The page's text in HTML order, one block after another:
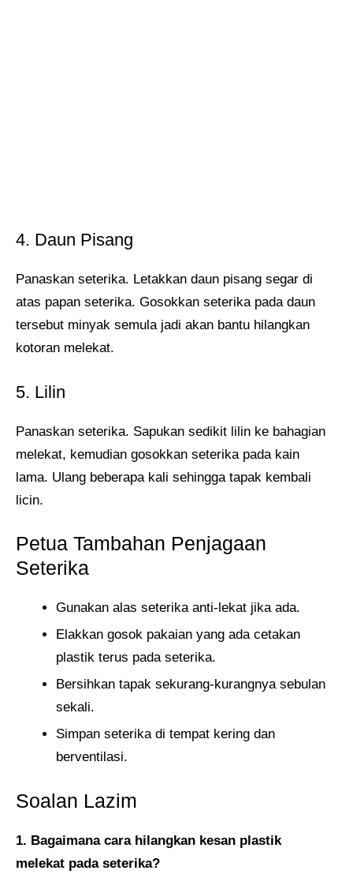
4. Daun Pisang
Panaskan seterika. Letakkan daun pisang segar di
atas papan seterika. Gosokkan seterika pada daun
tersebut minyak semula jadi akan bantu hilangkan
kotoran melekat.
5. Lilin
Panaskan seterika. Sapukan sedikit lilin ke bahagian
melekat, kemudian gosokkan seterika pada kain
lama. Ulang beberapa kali sehingga tapak kembali
licin.
Petua Tambahan Penjagaan
Seterika
Gunakan alas seterika anti-lekat jika ada.
Elakkan gosok pakaian yang ada cetakan
plastik terus pada seterika.
Bersihkan tapak sekurang-kurangnya sebulan
sekali.
Simpan seterika di tempat kering dan
berventilasi.
Soalan Lazim
1. Bagaimana cara hilangkan kesan plastik
melekat pada seterika?